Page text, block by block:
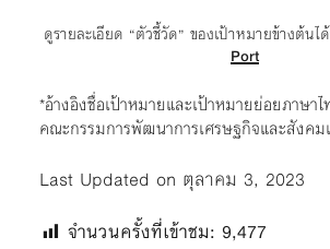
ดูรายละเอียด “ตัวชี้วัด” ของเป้าหมายข้างต้นไ
Port
*อ้างอิงชื่อเป้าหมายและเป้าหมายย่อยภาษา
คณะกรรมการพัฒนาการเศรษฐกิจและสังค
Last Updated on ตุลาคม 3, 2023
จำนวนครั้งที่เข้าชม: 9,477